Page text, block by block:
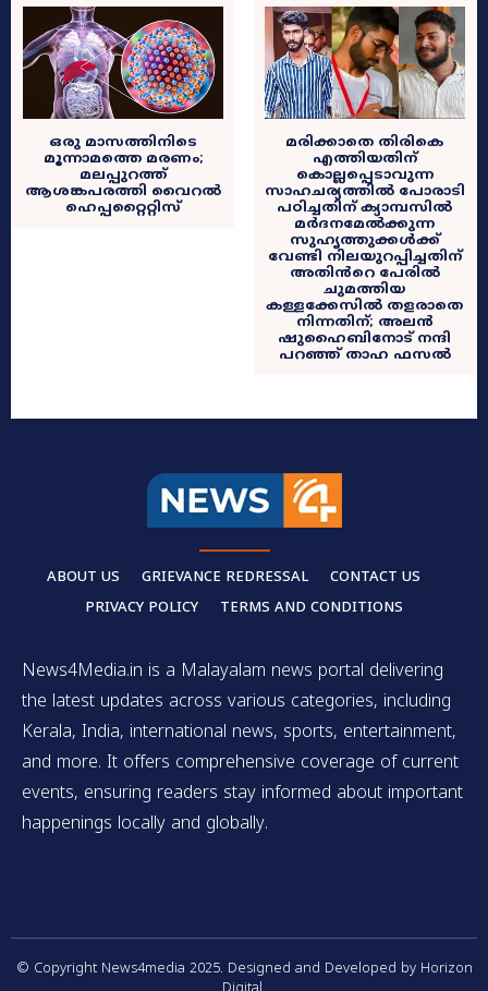
ഒരു മാസത്തിനിടെ
മൂന്നാമത്തെ മരണം;
മലപ്പുറത്ത്
ആശങ്കപരത്തി വൈറൽ
ഹെപ്പറ്റൈറ്റിസ്
മരിക്കാതെ തിരികെ
എത്തിയതിന്
കൊല്ലപ്പെടാവുന്ന
സാഹചര്യത്തിൽ പോരാടി
പഠിച്ചതിന് ക്യാമ്പസിൽ
മർദനമേൽക്കുന്ന
സുഹൃത്തുക്കൾക്ക്
വേണ്ടി നിലയുറപ്പിച്ചതിന്
അതിൻറെ പേരിൽ
ചുമത്തിയ
കള്ളക്കേസിൽ തളരാതെ
നിന്നതിന്; അലൻ
ഷുഹൈബിനോട് നന്ദി
പറഞ്ഞ് താഹ ഫസൽ
ABOUT US GRIEVANCE REDRESSAL
CONTACT US
PRIVACY POLICY
TERMS AND CONDITIONS
News4Media.in is a Malayalam news portal delivering
the latest updates across various categories, including
Kerala, India, international news, sports, entertainment,
and more. It offers comprehensive coverage of current
events, ensuring readers stay informed about important
happenings locally and globally.
© Copyright News4media 2025. Designed and Developed by Horizon